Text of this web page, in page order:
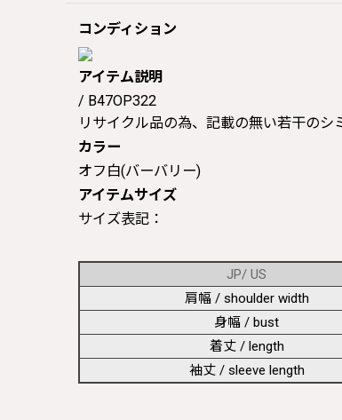
コンディション
アイテム説明
/ B47OP322
リサイクル品の為、記載の無い若干の
カラー
オフ白(バーバリー)
アイテムサイズ
サイズ表記：
JP/ US
肩幅 / shoulder width
身幅 / bust
着丈 / length
袖丈 / sleeve length